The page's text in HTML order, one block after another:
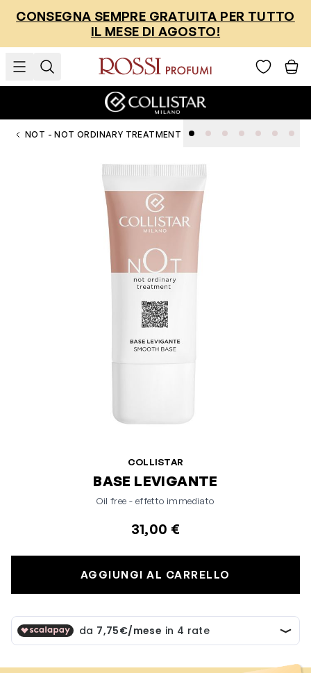
CONSEGNA SEMPRE GRATUITA PER TUTTO
IL MESE DI AGOSTO!
NOT - NOT ORDINARY TREATMENT
COLLISTAR
BASE LEVIGANTE
Oil free - effetto immediato
31,00 €
AGGIUNGI AL CARRELLO